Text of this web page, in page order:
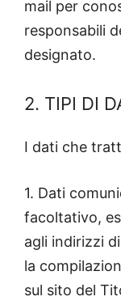
mail per
responsabili
designato.
2. TIPI DI
I dati che
1. Dati
facoltativo,
agli indirizzi
la
sul sito del